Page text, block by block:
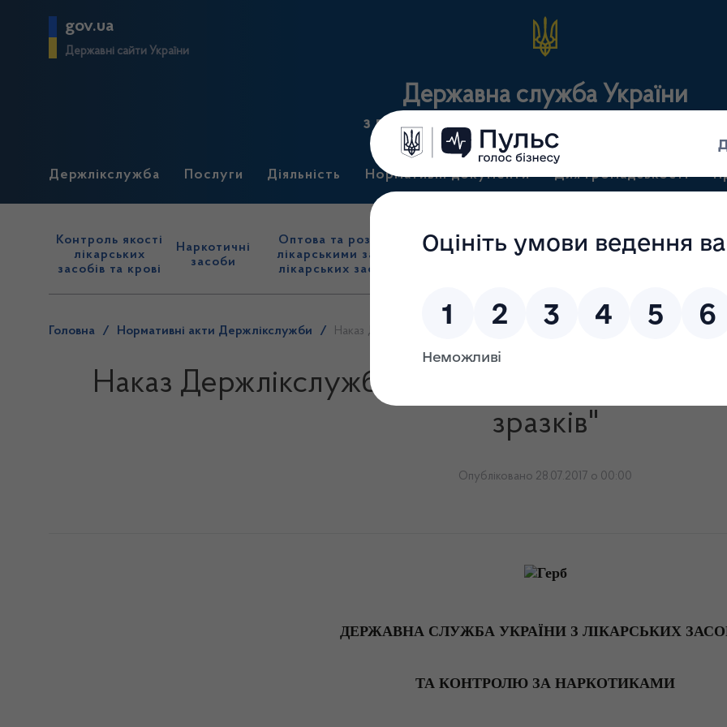
gov.ua
Державні сайти України
Державна служба України
з лікарських засобів та контролю за наркотиками
Держлікслужба Послуги Діяльність Нормативні документи Для громадськості
Контроль якості
лікарських
засобів та крові
Наркотичні
засоби
Оптова та роздрібна торгівля
лікарськими засобами, імпорт
лікарських засобів (крім АФІ)
Державний
нагляд
виробництва
Головна / Нормативні акти Держлікслужби / Наказ Держлікслужби від 28.07.2017 № 743 " Про участь у відборі
Наказ Держлікслужби від 28.07.2017 № 743 "
зразків"
Опубліковано 28.07.2017 о 00:00
ДЕРЖАВНА СЛУЖБА УКРАЇНИ З ЛІКАРСЬКИХ
ТА КОНТРОЛЮ ЗА НАРКОТИКАМИ